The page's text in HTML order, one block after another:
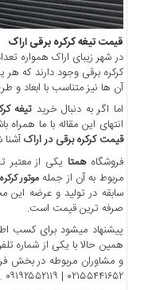
اخبار
فرهنگی
منوی
اصلی
صفحه
اصلی
اخبار
اقتصادی
اخبار
ایران
اخبار
بین
اخبار
قیمت تیغه کرکره برقی اراک
در شهر زیبای اراک همواره
کرکره برقی وجود دارند که
آن ها نیز متناسب با ابعاد و
اما اگر به دنبال خرید تیغه
انتهای این مقاله با ما همراه
قیمت کرکره برقی در اراک
فروشگاههمتا یکی از معتبر
مربوط به آن از جمله موتور
سابقه در تولید و عرضه این
صرفه ترین قیمت است.
پیشنهاد میشود برای کسب
همین حالا با یکی از شماره
و مشاوران مربوطه در بخش
۰۲۱۵۵۴۴۱۶۵۲ | ۰۹۱۹۲۵۵۲۱۱۹ .